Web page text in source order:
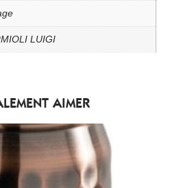
LUIGI
AIMER